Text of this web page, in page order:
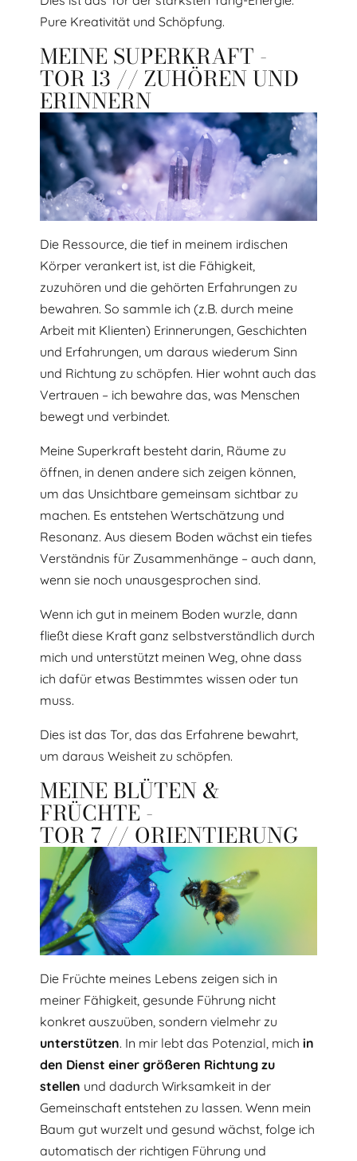
Pure Kreativität und Schöpfung.
MEINE SUPERKRAFT -
TOR 13 // ZUHÖREN UND
ERINNERN
Die Ressource, die tief in meinem irdischen
Körper verankert ist, ist die Fähigkeit,
zuzuhören und die gehörten Erfahrungen zu
bewahren. So sammle ich (z.B. durch meine
Arbeit mit Klienten) Erinnerungen, Geschichten
und Erfahrungen, um daraus wiederum Sinn
und Richtung zu schöpfen. Hier wohnt auch das
Vertrauen – ich bewahre das, was Menschen
bewegt und verbindet.
Meine Superkraft besteht darin, Räume zu
öffnen, in denen andere sich zeigen können,
um das Unsichtbare gemeinsam sichtbar zu
machen. Es entstehen Wertschätzung und
Resonanz. Aus diesem Boden wächst ein tiefes
Verständnis für Zusammenhänge – auch dann,
wenn sie noch unausgesprochen sind.
Wenn ich gut in meinem Boden wurzle, dann
fließt diese Kraft ganz selbstverständlich durch
mich und unterstützt meinen Weg, ohne dass
ich dafür etwas Bestimmtes wissen oder tun
muss.
Dies ist das Tor, das das Erfahrene bewahrt,
um daraus Weisheit zu schöpfen.
MEINE BLÜTEN &
FRÜCHTE -
TOR 7 // ORIENTIERUNG
Die Früchte meines Lebens zeigen sich in
meiner Fähigkeit, gesunde Führung nicht
konkret auszuüben, sondern vielmehr zu
unterstützen. In mir lebt das Potenzial, mich in
den Dienst einer größeren Richtung zu
stellen und dadurch Wirksamkeit in der
Gemeinschaft entstehen zu lassen. Wenn mein
Baum gut wurzelt und gesund wächst, folge ich
automatisch der richtigen Führung und